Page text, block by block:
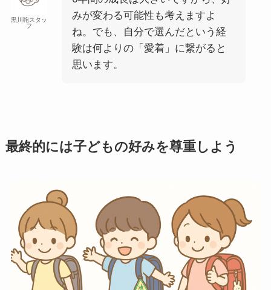
黒川鞄スタッ
フ
みが変わる可能性も考えますよ
ね。でも、自分で選んだという経
験は何よりの「愛着」に繋がると
思います。
最終的には子どもの好みを尊重しよう